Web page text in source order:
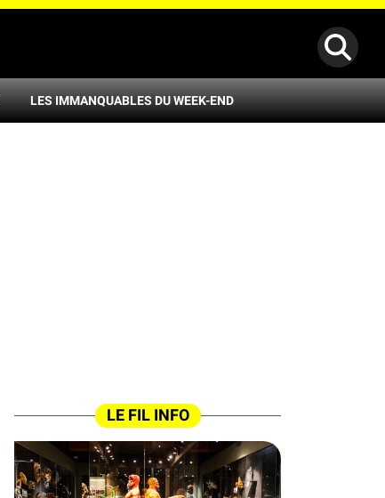
LES IMMANQUABLES DU WEEK-END
LE FIL INFO